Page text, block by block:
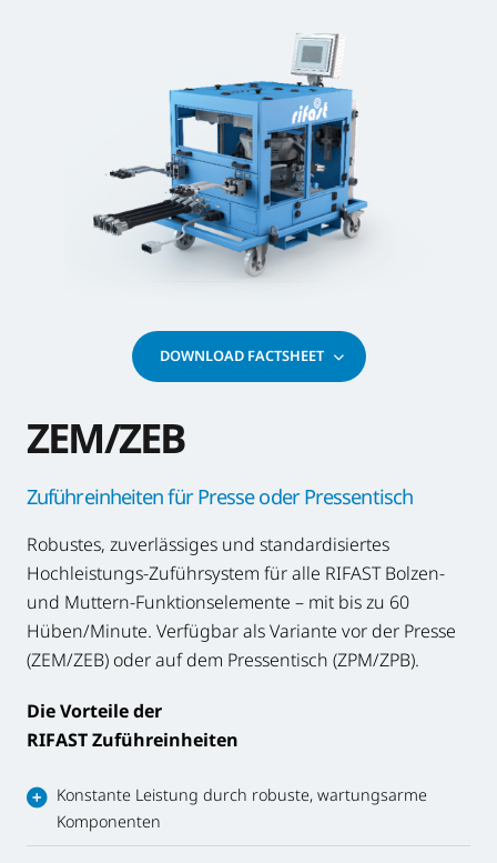
DOWNLOAD FACTSHEET
ZEM/ZEB
Zuführeinheiten für Presse oder Pressentisch
Robustes, zuverlässiges und standardisiertes
Hochleistungs-Zuführsystem für alle RIFAST Bolzen-
und Muttern-Funktionselemente – mit bis zu 60
Hüben/Minute. Verfügbar als Variante vor der Presse
(ZEM/ZEB) oder auf dem Pressentisch (ZPM/ZPB).
Die Vorteile der
RIFAST Zuführeinheiten
Konstante Leistung durch robuste, wartungsarme
Komponenten